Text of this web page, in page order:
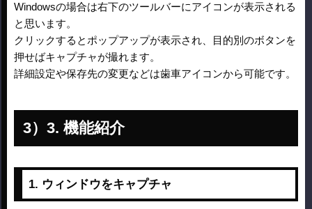
Windowsの場合は右下のツールバーにアイコンが表示される
と思います。
クリックするとポップアップが表示され、目的別のボタンを
押せばキャプチャが撮れます。
詳細設定や保存先の変更などは歯車アイコンから可能です。
3. 機能紹介
1. ウィンドウをキャプチャ